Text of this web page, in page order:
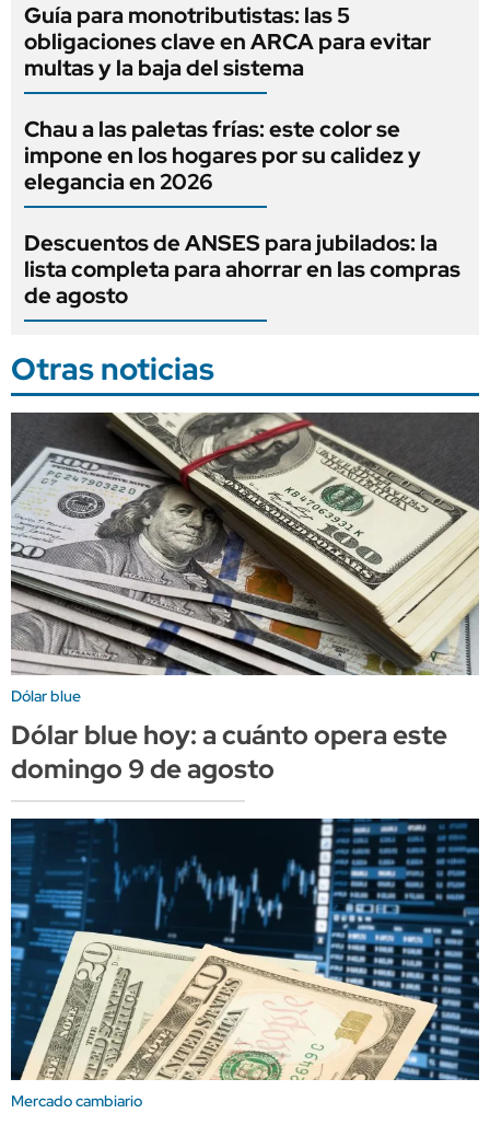
Guía para monotributistas: las 5
obligaciones clave en ARCA para evitar
multas y la baja del sistema
Chau a las paletas frías: este color se
impone en los hogares por su calidez y
elegancia en 2026
Descuentos de ANSES para jubilados: la
lista completa para ahorrar en las compras
de agosto
Otras noticias
Dólar blue
Dólar blue hoy: a cuánto opera este
domingo 9 de agosto
Mercado cambiario